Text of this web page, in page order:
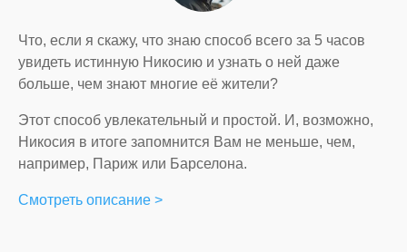
Что, если я скажу, что знаю способ всего за 5 часов
увидеть истинную Никосию и узнать о ней даже
больше, чем знают многие её жители?
Этот способ увлекательный и простой. И, возможно,
Никосия в итоге запомнится Вам не меньше, чем,
например, Париж или Барселона.
Смотреть описание >